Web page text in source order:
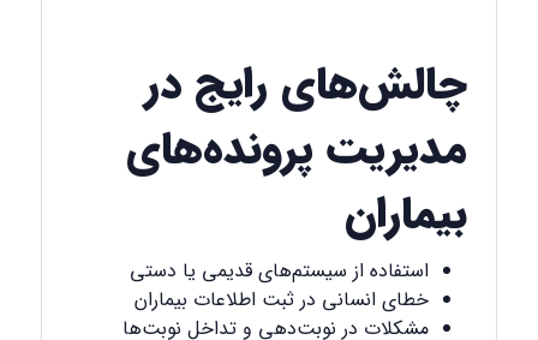
چالش‌های رایج در
مدیریت پرونده‌های
بیماران
استفاده از سیستم‌های قدیمی یا دستی
خطای انسانی در ثبت اطلاعات بیماران
مشکلات در نوبت‌دهی و تداخل نوبت‌ها